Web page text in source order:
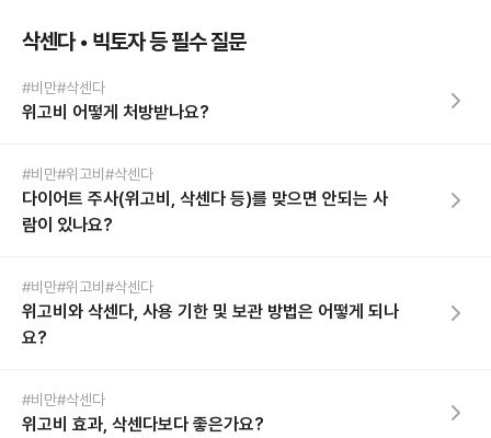
삭센다 • 빅토자 등 필수 질문
#비만#삭센다
위고비 어떻게 처방받나요?
#비만#위고비 #삭센다
다이어트 주사(위고비, 삭센다 등)를 맞으면 안되는 사
람이 있나요?
#비만#위고비 #삭센다
위고비와 삭센다, 사용 기한 및 보관 방법은 어떻게 되나
요?
#비만#삭센다
위고비 효과, 삭센다보다 좋은가요?